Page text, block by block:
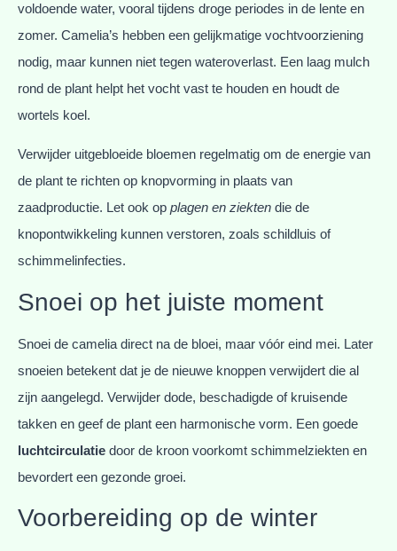
voldoende water, vooral tijdens droge periodes in de lente en
zomer. Camelia’s hebben een gelijkmatige vochtvoorziening
nodig, maar kunnen niet tegen wateroverlast. Een laag mulch
rond de plant helpt het vocht vast te houden en houdt de
wortels koel.
Verwijder uitgebloeide bloemen regelmatig om de energie van
de plant te richten op knopvorming in plaats van
zaadproductie. Let ook op plagen en ziekten die de
knopontwikkeling kunnen verstoren, zoals schildluis of
schimmelinfecties.
Snoei op het juiste moment
Snoei de camelia direct na de bloei, maar vóór eind mei. Later
snoeien betekent dat je de nieuwe knoppen verwijdert die al
zijn aangelegd. Verwijder dode, beschadigde of kruisende
takken en geef de plant een harmonische vorm. Een goede
luchtcirculatie door de kroon voorkomt schimmelziekten en
bevordert een gezonde groei.
Voorbereiding op de winter